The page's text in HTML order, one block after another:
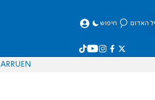
האדום חיפוש
EN
RU
AR